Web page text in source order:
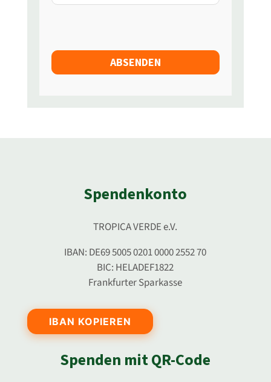
ABSENDEN
Spendenkonto
TROPICA VERDE e.V.
IBAN: DE69 5005 0201 0000 2552 70
BIC: HELADEF1822
Frankfurter Sparkasse
IBAN KOPIEREN
Spenden mit QR-Code